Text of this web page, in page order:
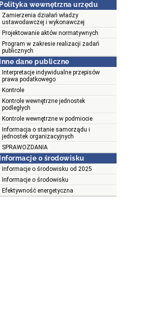
Polityka wewnętrzna urzędu
Zamierzenia działań władzy
ustawodawczej i wykonawczej
Projektowanie aktów normatywnych
Program w zakresie realizacji zadań
publicznych
Inne dane publiczne
Interpretacje indywidualne przepisów
prawa podatkowego
Kontrole
Kontrole wewnętrzne jednostek
podległych
Kontrole wewnętrzne w podmiocie
Informacja o stanie samorządu i
jednostek organizacyjnych
SPRAWOZDANIA
Informacje o środowisku
Informacje o środowisku od 2025
Informacje o środowisku
Efektywność energetyczna